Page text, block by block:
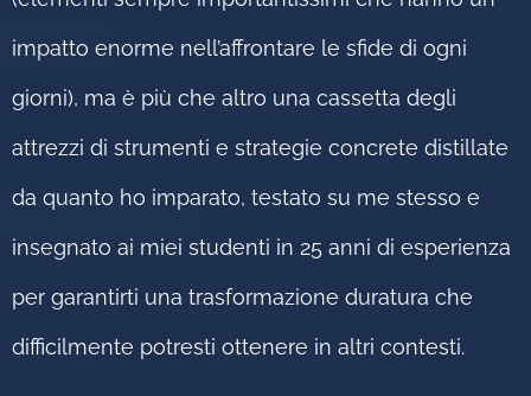
impatto enorme nell’affrontare le sfide di ogni
giorni), ma è più che altro una cassetta degli
attrezzi di strumenti e strategie concrete distillate
da quanto ho imparato, testato su me stesso e
insegnato ai miei studenti in 25 anni di esperienza
per garantirti una trasformazione duratura che
difficilmente potresti ottenere in altri contesti.